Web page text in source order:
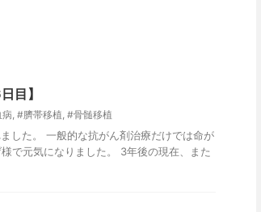
目】
, #臍帯移植, #骨髄移植
した。 一般的な抗がん剤治療だけでは命が
で元気になりました。 3年後の現在、また